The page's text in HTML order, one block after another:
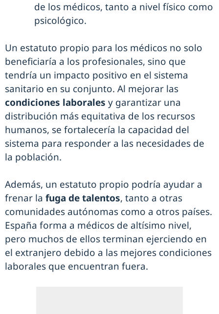
de los médicos, tanto a nivel físico como
psicológico.
Un estatuto propio para los médicos no solo
beneficiaría a los profesionales, sino que
tendría un impacto positivo en el sistema
sanitario en su conjunto. Al mejorar las
condiciones laborales y garantizar una
distribución más equitativa de los recursos
humanos, se fortalecería la capacidad del
sistema para responder a las necesidades de
la población.
Además, un estatuto propio podría ayudar a
frenar la fuga de talentos, tanto a otras
comunidades autónomas como a otros países.
España forma a médicos de altísimo nivel,
pero muchos de ellos terminan ejerciendo en
el extranjero debido a las mejores condiciones
laborales que encuentran fuera.